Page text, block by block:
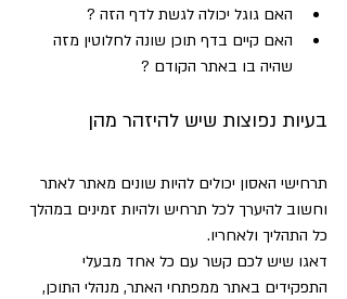
האם גוגל יכולה לגשת לדף הזה ?
האם קיים בדף תוכן שונה לחלוטין מזה
שהיה בו באתר הקודם ?
בעיות נפוצות שיש להיזהר מהן
תרחישי האסון יכולים להיות שונים מאתר לאתר
וחשוב להיערך לכל תרחיש ולהיות זמינים במהלך
כל התהליך ולאחריו.
דאגו שיש לכם קשר עם כל אחד מבעלי
התפקידים באתר ממפתחי האתר, מנהלי התוכן,